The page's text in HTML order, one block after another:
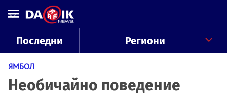
Последни Региони
ЯМБОЛ
Необичайно поведение